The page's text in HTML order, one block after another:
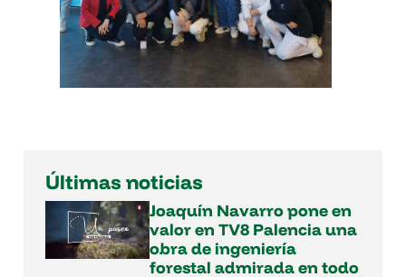
Últimas noticias
Joaquín Navarro pone en
valor en TV8 Palencia una
obra de ingeniería
forestal admirada en todo